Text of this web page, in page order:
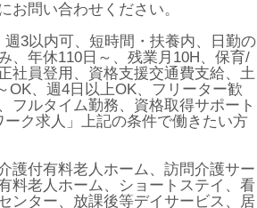
お問い合わせください。
3以内可、短時間・扶養内、日勤の
、年休110日～、残業月10H、保育/
社員登用、資格支援交通費支給、土
OK、週4日以上OK、フリーター歓
フルタイム勤務、資格取得サポート
ク求人」上記の条件で働きたい方
護付有料老人ホーム、訪問介護サー
料老人ホーム、ショートステイ、看
ンター、放課後等デイサービス、居